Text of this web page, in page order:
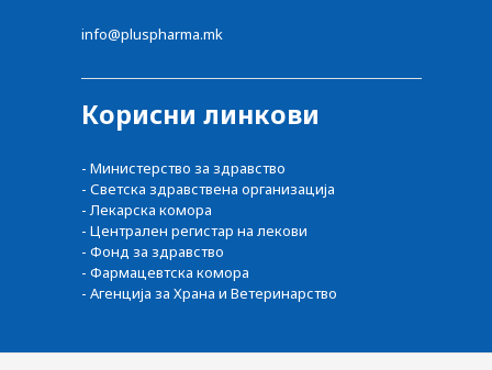
info@pluspharma.mk
Корисни линкови
- Министерство за здравство
- Светска здравствена организација
- Лекарска комора
- Централен регистар на лекови
- Фонд за здравство
- Фармацевтска комора
- Агенција за Храна и Ветеринарство